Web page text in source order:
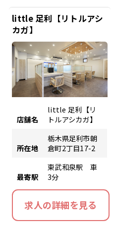
little 足利【リトルアシ
カガ】
店舗名
little 足利【リ
トルアシカガ】
所在地
栃木県足利市朝
倉町2丁目17-2
最寄駅
東武和泉駅 車
3分
求人の詳細を見る